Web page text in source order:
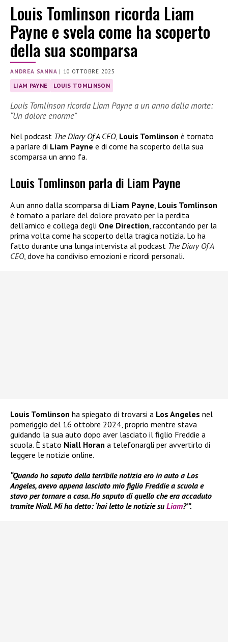
Louis Tomlinson ricorda Liam
Payne e svela come ha scoperto
della sua scomparsa
ANDREA SANNA | 10 OTTOBRE 2025
LIAM PAYNE LOUIS TOMLINSON
Louis Tomlinson ricorda Liam Payne a un anno dalla morte:
“Un dolore enorme”
Nel podcast The Diary Of A CEO, Louis Tomlinson è tornato
a parlare di Liam Payne e di come ha scoperto della sua
scomparsa un anno fa.
Louis Tomlinson parla di Liam Payne
A un anno dalla scomparsa di Liam Payne Louis Tomlinson
è tornato a parlare del dolore provato per la perdita
dell’amico e collega degli One Direction , raccontando per la
prima volta come ha scoperto della tragica notizia. Lo ha
fatto durante una lunga intervista al podcast The Diary Of A
CEO, dove ha condiviso emozioni e ricordi personali.
Louis Tomlinson ha spiegato di trovarsi a Los Angeles nel
pomeriggio del 16 ottobre 2024, proprio mentre stava
guidando la sua auto dopo aver lasciato il figlio Freddie a
scuola. È stato Niall Horan a telefonargli per avvertirlo di
leggere le notizie online.
“Quando ho saputo della terribile notizia ero in auto a Los
Angeles, avevo appena lasciato mio figlio Freddie a scuola e
stavo per tornare a casa. Ho saputo di quello che era accaduto
tramite Niall. Mi ha detto: ‘hai letto le notizie suLiam?’”.